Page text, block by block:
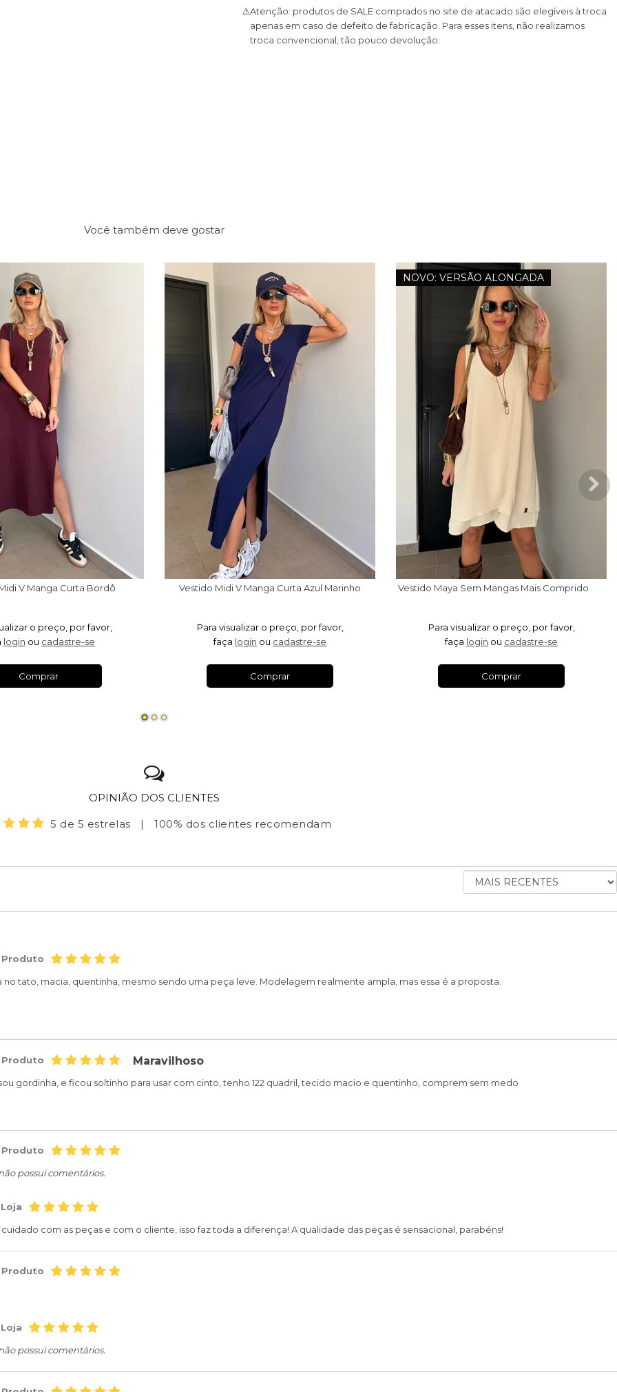
⚠️Atenção: produtos de SALE comprados no site de atacado são elegíveis à troca
apenas em caso de defeito de fabricação. Para esses itens, não realizamos
troca convencional, tão pouco devolução.
Você também deve gostar
V Manga Curta Bordô
o preço, por favor,
login ou cadastre-se
Comprar
Vestido Midi V Manga Curta Azul Marinho
Para visualizar o preço, por favor,
faça login ou cadastre-se
Comprar
NOVO: VERSÃO ALONGADA
Para visualizar o preço, por favor,
faça login ou cadastre-se
Comprar
OPINIÃO DOS CLIENTES
5 de 5 estrelas
| 100% dos clientes recomendam
ORDENAR
AVALIAÇÕES
Produto
no tato, macia, quentinha, mesmo sendo uma peça leve. Modelagem realmente ampla, mas essa é a proposta.
Produto Maravilhoso
gordinha, e ficou soltinho para usar com cinto, tenho 122 quadril, tecido macio e quentinho, comprem sem medo
Produto
possui comentários.
com as peças e com o cliente, isso faz toda a diferença! A qualidade das peças é sensacional, parabéns!
Produto
possui comentários.